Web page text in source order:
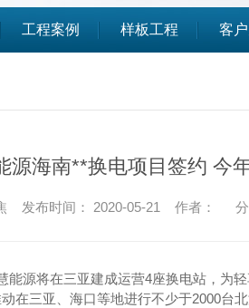
工程案例 样板工程 客
源海南**换电项目签约 今
发布时间： 2020-05-21 作者：
能源将在三亚建成运营4座换电站，为
在三亚、海口等地进行不少于2000台